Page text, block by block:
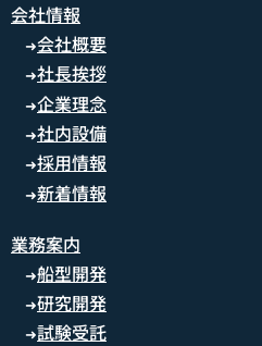
会社情報
➜会社概要
➜社長挨拶
➜企業理念
➜社内設備
➜採用情報
➜新着情報
業務案内
➜船型開発
➜研究開発
➜試験受託